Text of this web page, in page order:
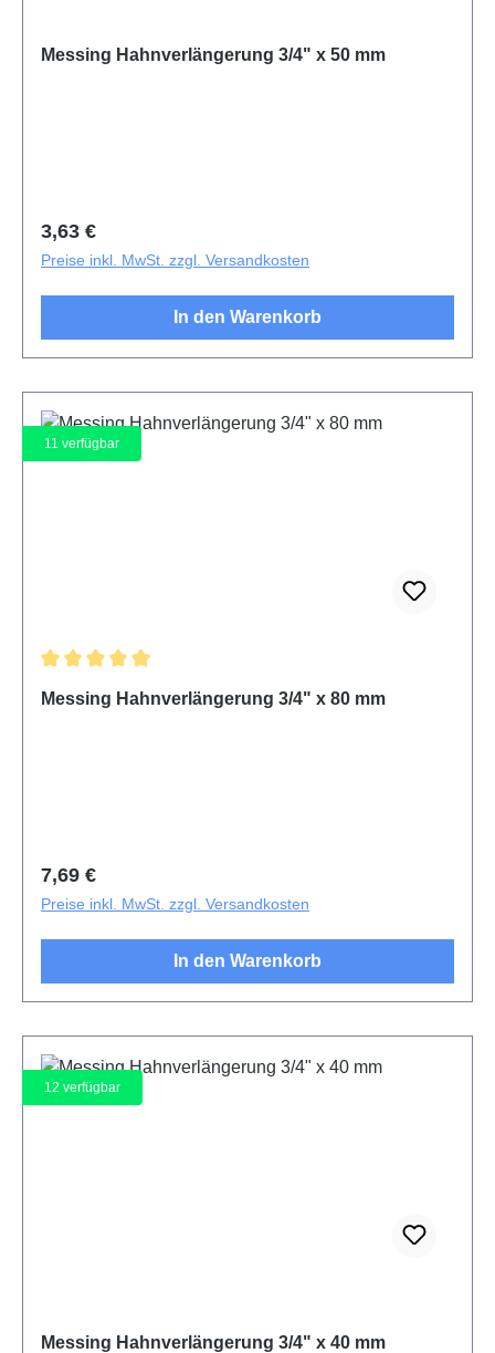
Messing Hahnverlängerung 3/4" x 50 mm
Regulärer Preis:
3,63 €
Preise inkl. MwSt. zzgl. Versandkosten
In den Warenkorb
11 verfügbar
Messing Hahnverlängerung 3/4" x 80 mm
Regulärer Preis:
7,69 €
Preise inkl. MwSt. zzgl. Versandkosten
In den Warenkorb
12 verfügbar
Messing Hahnverlängerung 3/4" x 40 mm